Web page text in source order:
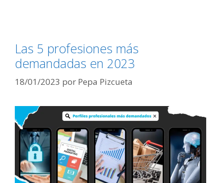
Las 5 profesiones más
demandadas en 2023
18/01/2023 por Pepa Pizcueta